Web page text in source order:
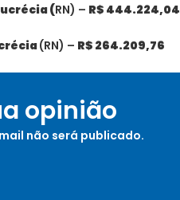
(RN) – R$ 444.224,04
(RN) – R$ 264.209,76
opinião
não será publicado.